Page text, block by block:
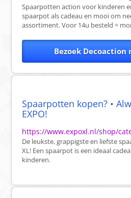
Spaarpotten action voor kinderen
spaarpot als cadeau en mooi om
assortiment. Voor 14u besteld =
Bezoek
Spaarpotten kopen? •
EXPO!
https://www.expoxl.nl/shop/
De leukste, grappigste en liefste
XL! Een spaarpot is een ideaal
kinderen.